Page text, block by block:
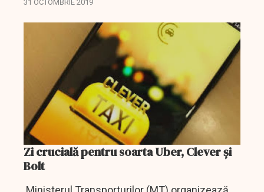
31 OCTOMBRIE 2019
Zi crucială pentru soarta Uber, Clever și
Bolt